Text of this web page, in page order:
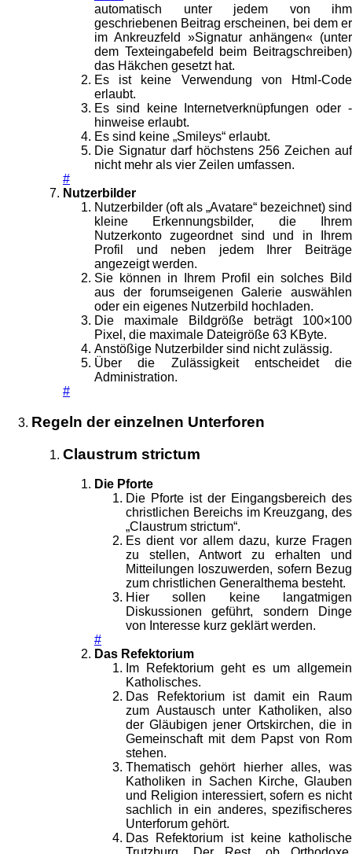
automatisch unter jedem von ihm
geschriebenen Beitrag erscheinen, bei dem er
im Ankreuzfeld »Signatur anhängen« (unter
dem Texteingabefeld beim Beitragschreiben)
das Häkchen gesetzt hat.
Es ist keine Verwendung von Html-Code
erlaubt.
Es sind keine Internetverknüpfungen oder -
hinweise erlaubt.
Es sind keine „Smileys“ erlaubt.
Die Signatur darf höchstens 256 Zeichen auf
nicht mehr als vier Zeilen umfassen.
#
Nutzerbilder
Nutzerbilder (oft als „Avatare“ bezeichnet) sind
kleine Erkennungsbilder, die Ihrem
Nutzerkonto zugeordnet sind und in Ihrem
Profil und neben jedem Ihrer Beiträge
angezeigt werden.
Sie können in Ihrem Profil ein solches Bild
aus der forumseigenen Galerie auswählen
oder ein eigenes Nutzerbild hochladen.
Die maximale Bildgröße beträgt 100×100
Pixel, die maximale Dateigröße 63 KByte.
Anstößige Nutzerbilder sind nicht zulässig.
Über die Zulässigkeit entscheidet die
Administration.
#
Regeln der einzelnen Unterforen
Claustrum strictum
Die Pforte
Die Pforte ist der Eingangsbereich des
christlichen Bereichs im Kreuzgang, des
„Claustrum strictum“.
Es dient vor allem dazu, kurze Fragen
zu stellen, Antwort zu erhalten und
Mitteilungen loszuwerden, sofern Bezug
zum christlichen Generalthema besteht.
Hier sollen keine langatmigen
Diskussionen geführt, sondern Dinge
von Interesse kurz geklärt werden.
#
Das Refektorium
Im Refektorium geht es um allgemein
Katholisches.
Das Refektorium ist damit ein Raum
zum Austausch unter Katholiken, also
der Gläubigen jener Ortskirchen, die in
Gemeinschaft mit dem Papst von Rom
stehen.
Thematisch gehört hierher alles, was
Katholiken in Sachen Kirche, Glauben
und Religion interessiert, sofern es nicht
sachlich in ein anderes, spezifischeres
Unterforum gehört.
Das Refektorium ist keine katholische